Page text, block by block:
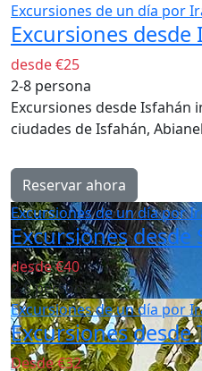
Excursiones de un día por
Excursiones desde
desde €25
2-8 persona
Excursiones desde Isfahán
ciudades de Isfahán,
Reservar ahora
Excursiones de un día por
Excursiones desde
desde €40
2-8 persona
Excursiones de un día por
Excursiones desde
Desde €32